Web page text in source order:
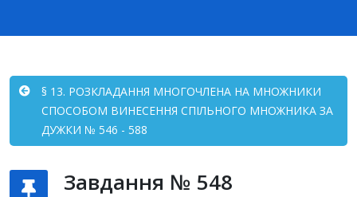
§ 13. РОЗКЛАДАННЯ МНОГОЧЛЕНА НА МНОЖНИКИ
СПОСОБОМ ВИНЕСЕННЯ СПІЛЬНОГО МНОЖНИКА ЗА
ДУЖКИ № 546 - 588
Завдання № 548